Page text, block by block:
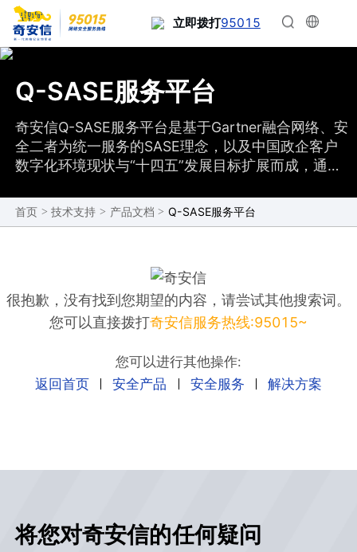
立即拨打95015
Q-SASE服务平台
奇安信Q-SASE服务平台是基于Gartner融合网络、安
全二者为统一服务的SASE理念，以及中国政企客户
数字化环境现状与“十四五”发展目标扩展而成，通过
障平台。Q-SASE可通过服务化的防护能力专业成熟
的运营服务，帮助客户以相对轻量的投入，针对互联
托管式的安全效果保障，不仅让客户的网络安全工作
更省心，还能切实从网络安全角度为客户数字化转型
的加速提供有效支撑。
首页 > 技术支持 > 产品文档 > Q-SASE服务平台
很抱歉，没有找到您期望的内容，请尝试其他搜索词。
您可以直接拨打奇安信服务热线:95015~
您可以进行其他操作:
返回首页
安全产品 安全服务 解决方案
将您对奇安信的任何疑问